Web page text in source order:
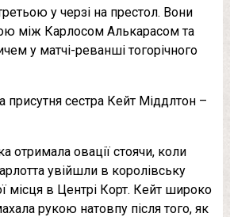
у черзі на престол. Вони
між Карлосом Алькарасом та
у матчі-реванші тогорічного
присутня сестра Кейт Міддлтон –
отримала овації стоячи, коли
увійшли в королівську
місця в Центрі Корт. Кейт широко
рукою натовпу після того, як